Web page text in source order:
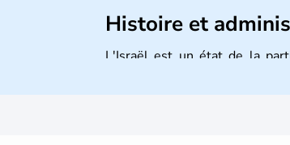
Histoire et
L'Israël est un état de la